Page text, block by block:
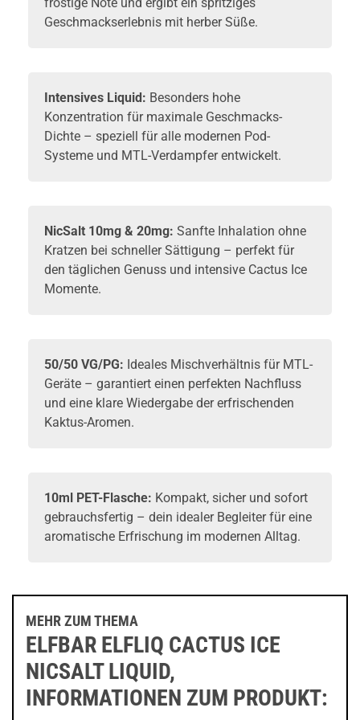
Geschmackserlebnis mit herber Süße.
Intensives Liquid: Besonders hohe
Konzentration für maximale Geschmacks-
Dichte – speziell für alle modernen Pod-
Systeme und MTL-Verdampfer entwickelt.
NicSalt 10mg & 20mg: Sanfte Inhalation ohne
Kratzen bei schneller Sättigung – perfekt für
den täglichen Genuss und intensive Cactus Ice
Momente.
50/50 VG/PG: Ideales Mischverhältnis für MTL-
Geräte – garantiert einen perfekten Nachfluss
und eine klare Wiedergabe der erfrischenden
Kaktus-Aromen.
10ml PET-Flasche: Kompakt, sicher und sofort
gebrauchsfertig – dein idealer Begleiter für eine
aromatische Erfrischung im modernen Alltag.
MEHR ZUM THEMA
ELFBAR ELFLIQ CACTUS ICE
NICSALT LIQUID,
INFORMATIONEN ZUM PRODUKT: